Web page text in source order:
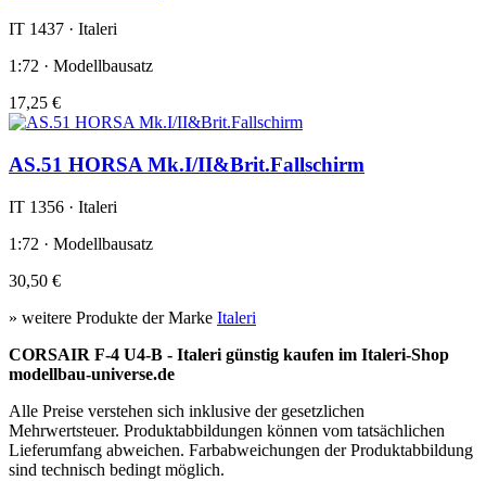
IT 1437 · Italeri
1:72 · Modellbausatz
17,25 €
AS.51 HORSA Mk.I/II&Brit.Fallschirm
IT 1356 · Italeri
1:72 · Modellbausatz
30,50 €
» weitere Produkte der Marke Italeri
CORSAIR F-4 U4-B - Italeri günstig kaufen im Italeri-Shop
modellbau-universe.de
Alle Preise verstehen sich inklusive der gesetzlichen
Mehrwertsteuer. Produktabbildungen können vom tatsächlichen
Lieferumfang abweichen. Farbabweichungen der Produktabbildung
sind technisch bedingt möglich.